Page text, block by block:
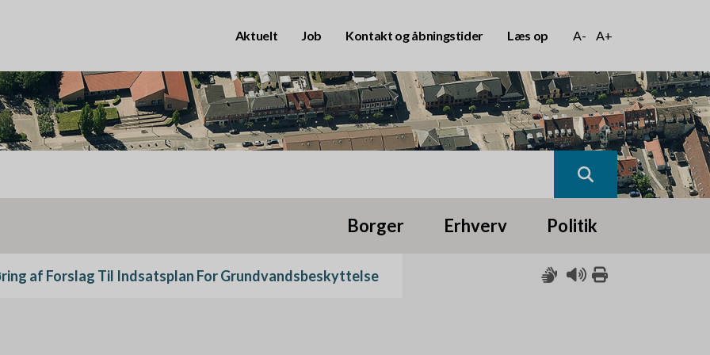
B
r
u
g
k
o
Aktuelt Job Kontakt og åbningstider Læs op A- A+
r
Borger Erhverv Politik
af Forslag Til Indsatsplan For Grundvandsbeskyttelse